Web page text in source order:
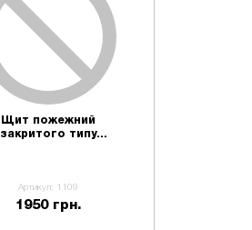
Щит пожежний
закритого типу
Артикул: 1109
1950 грн.